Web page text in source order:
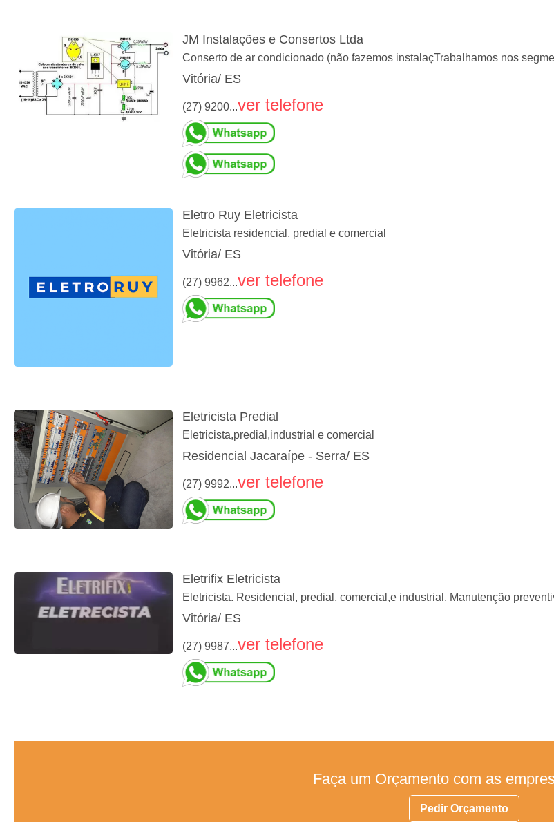
JM Instalações e Consertos Ltda
Conserto de ar condicionado (não fazemos instalaçTrabalhamos nos
Vitória/ ES
(27) 9200...ver telefone
Eletro Ruy Eletricista
Eletricista residencial, predial e comercial
Vitória/ ES
(27) 9962...ver telefone
Eletricista Predial
Eletricista,predial,industrial e comercial
Residencial Jacaraípe - Serra/ ES
(27) 9992...ver telefone
Eletrifix Eletricista
Eletricista. Residencial, predial, comercial,e industrial. Manutenção
Vitória/ ES
(27) 9987...ver telefone
Faça um Orçamento com as
Pedir Orçamento